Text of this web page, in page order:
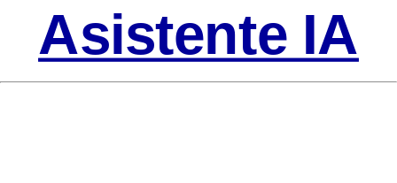
Asistente IA